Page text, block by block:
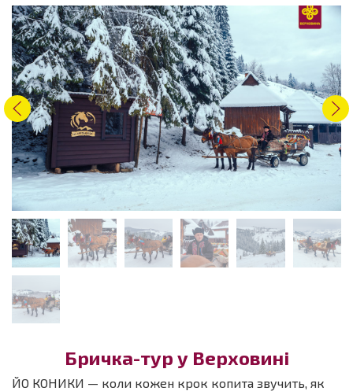
Бричка-тур у Верховині
ЙО КОНИКИ — коли кожен крок копита звучить, як